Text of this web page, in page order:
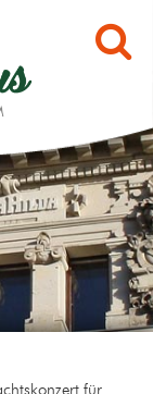
für